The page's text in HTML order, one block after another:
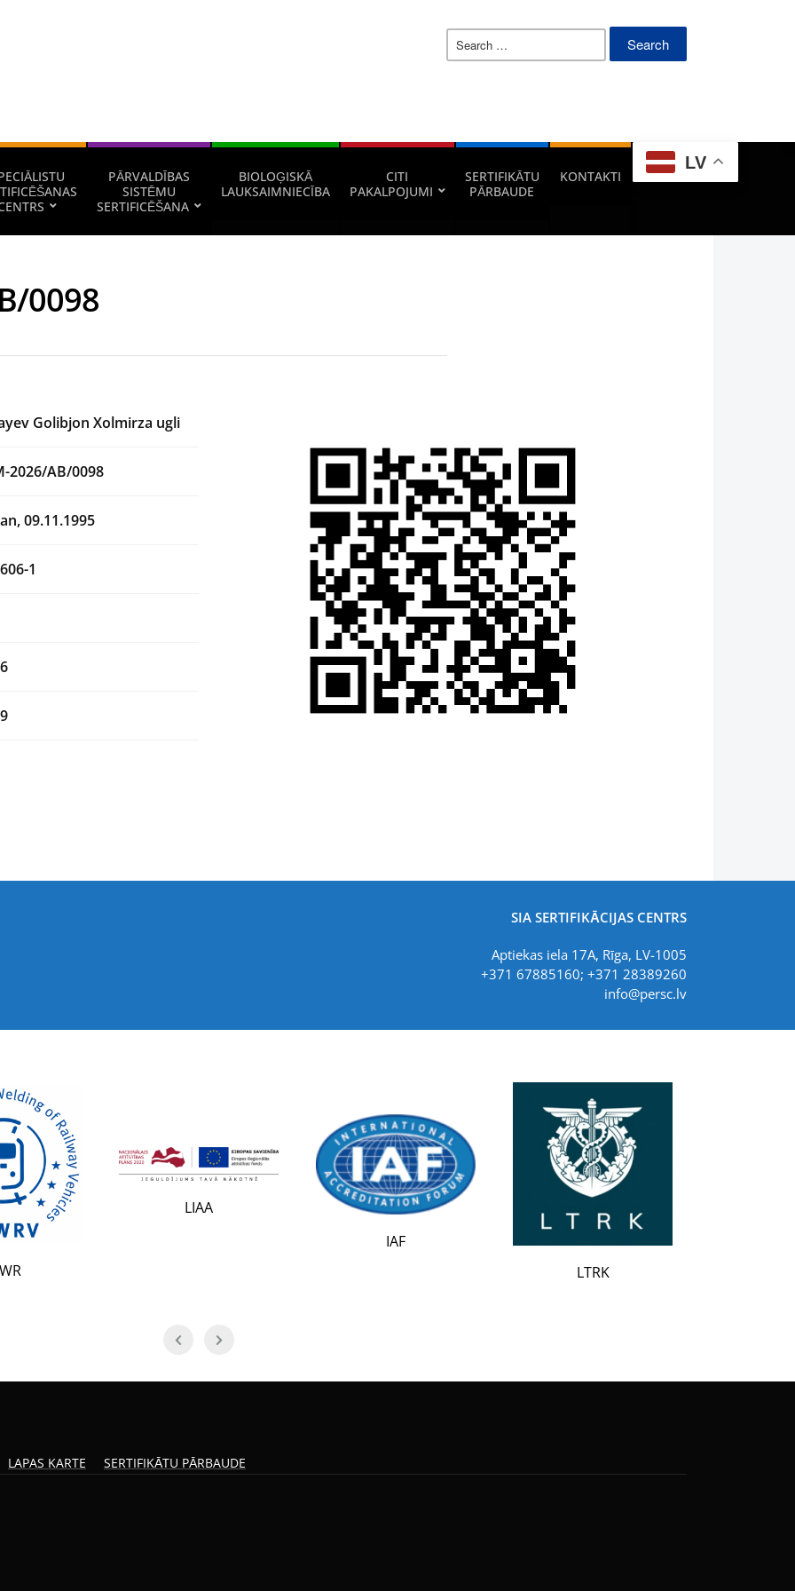
Search
PĀRVALDĪBAS
SISTĒMU
SERTIFICĒŠANA
BIOLOĢISKĀ
LAUKSAIMNIECĪBA
CITI
PAKALPOJUMI
SERTIFIKĀTU
PĀRBAUDE
KONTAKTI
LV
0098
Golibjon Xolmirza ugli
2026/AB/0098
09.11.1995
1
SIA SERTIFIKĀCIJAS CENTRS
Aptiekas iela 17A, Rīga, LV-1005
+371 67885160; +371 28389260
info@persc.lv
LIAA
LATAK
LAPAS KARTE SERTIFIKĀTU PĀRBAUDE